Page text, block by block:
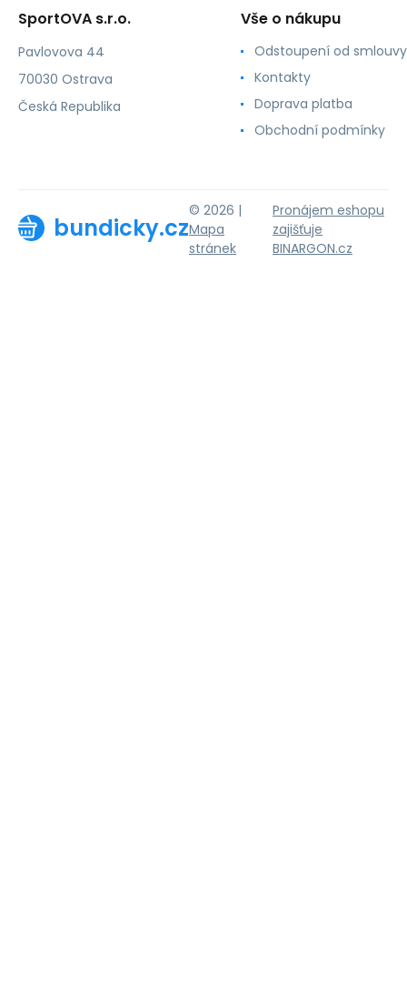
SportOVA s.r.o.
Pavlovova 44
70030 Ostrava
Česká Republika
Vše o nákupu
Odstoupení od smlouvy
Kontakty
Doprava platba
Obchodní podmínky
bundicky.cz
© 2026 |
Mapa
stránek
Pronájem eshopu
zajišťuje
BINARGON.cz